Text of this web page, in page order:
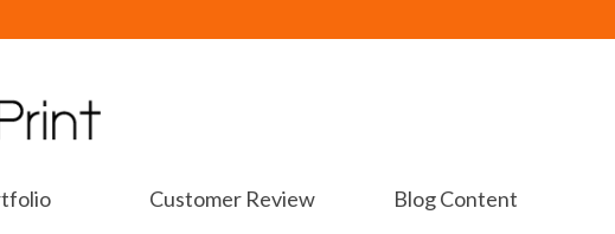
Customer Review Blog Content